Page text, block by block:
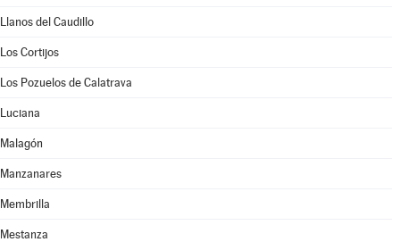
Llanos del Caudillo
Los Cortijos
Los Pozuelos de Calatrava
Luciana
Malagón
Manzanares
Membrilla
Mestanza